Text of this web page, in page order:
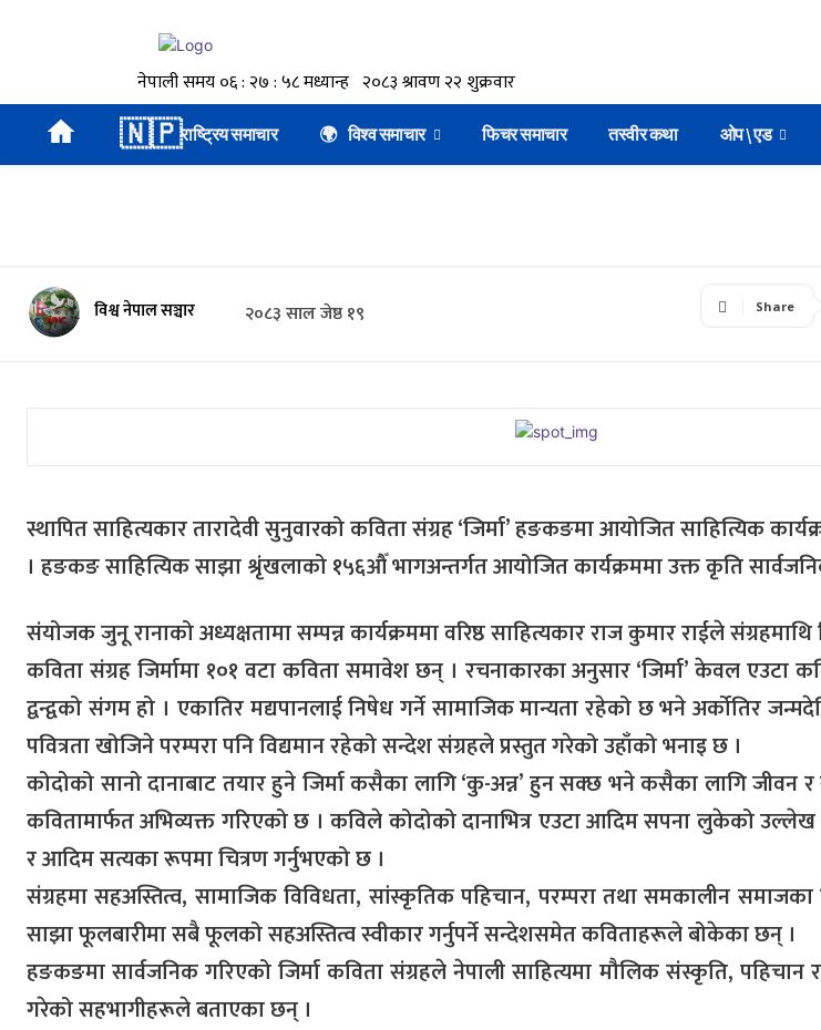
🇳🇵राष्ट्रिय समाचार 🌍 विश्व समाचार फिचर समाचार तस्वीर कथा ओप \ एड
विश्व नेपाल सञ्चार २०८३ साल जेष्ठ १९ Share
स्थापित साहित्यकार तारादेवी सुनुवारको कविता संग्रह ‘जिर्मा’ हङकङमा आयोजित साहित्यिक
। हङकङ साहित्यिक साझा श्रृंखलाको १५६औँ भागअन्तर्गत आयोजित कार्यक्रममा उक्त कृति
संयोजक जुनू रानाको अध्यक्षतामा सम्पन्न कार्यक्रममा वरिष्ठ साहित्यकार राज कुमार राईले संग्रहमाथि
कविता संग्रह जिर्मामा १०१ वटा कविता समावेश छन् । रचनाकारका अनुसार ‘जिर्मा’ केवल एउटा
द्वन्द्वको संगम हो । एकातिर मद्यपानलाई निषेध गर्ने सामाजिक मान्यता रहेको छ भने अर्कोतिर
पवित्रता खोजिने परम्परा पनि विद्यमान रहेको सन्देश संग्रहले प्रस्तुत गरेको उहाँको भनाइ छ ।
कोदोको सानो दानाबाट तयार हुने जिर्मा कसैका लागि ‘कु-अन्न’ हुन सक्छ भने कसैका लागि जीवन
कवितामार्फत अभिव्यक्त गरिएको छ । कविले कोदोको दानाभित्र एउटा आदिम सपना लुकेको उल्लेख
र आदिम सत्यका रूपमा चित्रण गर्नुभएको छ ।
संग्रहमा सहअस्तित्व, सामाजिक विविधता, सांस्कृतिक पहिचान, परम्परा तथा समकालीन समाजका
साझा फूलबारीमा सबै फूलको सहअस्तित्व स्वीकार गर्नुपर्ने सन्देशसमेत कविताहरूले बोकेका छन् ।
हङकङमा सार्वजनिक गरिएको जिर्मा कविता संग्रहले नेपाली साहित्यमा मौलिक संस्कृति, पहिचान
गरेको सहभागीहरूले बताएका छन् ।